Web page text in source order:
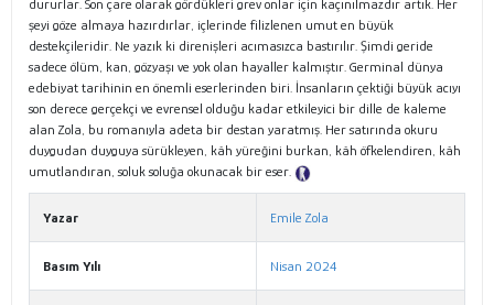
dururlar. Son çare olarak gördükleri grev onlar için kaçınılmazdır artık. Her
şeyi göze almaya hazırdırlar, içlerinde filizlenen umut en büyük
destekçileridir. Ne yazık ki direnişleri acımasızca bastırılır. Şimdi geride
sadece ölüm, kan, gözyaşı ve yok olan hayaller kalmıştır. Germinal dünya
edebiyat tarihinin en önemli eserlerinden biri. İnsanların çektiği büyük acıyı
son derece gerçekçi ve evrensel olduğu kadar etkileyici bir dille de kaleme
alan Zola, bu romanıyla adeta bir destan yaratmış. Her satırında okuru
duygudan duyguya sürükleyen, kâh yüreğini burkan, kâh öfkelendiren, kâh
umutlandıran, soluk soluğa okunacak bir eser.
Yazar Emile Zola
Basım Yılı Nisan 2024